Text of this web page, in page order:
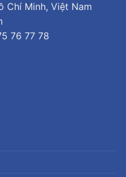
Chí Minh, Việt Nam
76 77 78